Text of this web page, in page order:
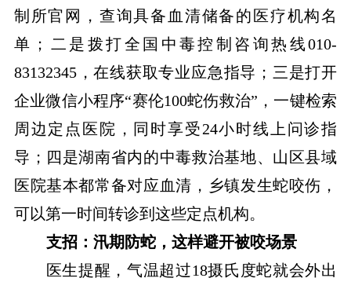
制所官网，查询具备血清储备的医疗机构名
单；二是拨打全国中毒控制咨询热线010-
83132345，在线获取专业应急指导；三是打开
企业微信小程序“赛伦100蛇伤救治”，一键检索
周边定点医院，同时享受24小时线上问诊指
导；四是湖南省内的中毒救治基地、山区县域
医院基本都常备对应血清，乡镇发生蛇咬伤，
可以第一时间转诊到这些定点机构。
支招：汛期防蛇，这样避开被咬场景
医生提醒，气温超过18摄氏度蛇就会外出